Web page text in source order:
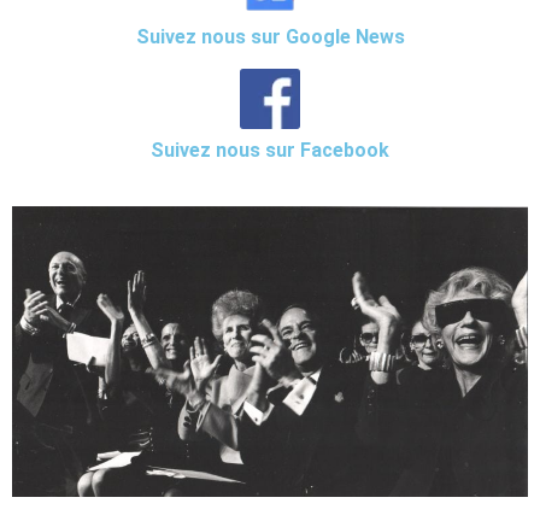
Suivez nous sur Google News
Suivez nous sur Facebook